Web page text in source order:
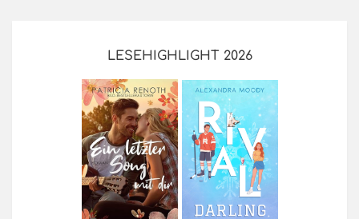
LESEHIGHLIGHT 2026